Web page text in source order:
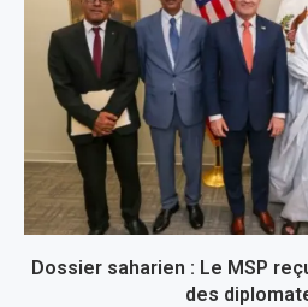
Dossier saharien : Le MSP
des